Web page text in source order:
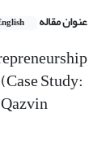
عنوان مقاله
Study: